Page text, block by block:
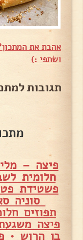
אהבת את
ושתפי :)
תגובות
פיצה –
חלומית
פשטידת
סוניה
תפוזים
פיצה
בן הרוש •